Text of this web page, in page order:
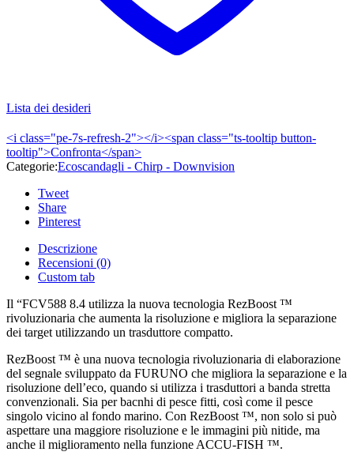
Lista dei desideri
<i class="pe-7s-refresh-2"></i><span class="ts-tooltip button-
tooltip">Confronta</span>
Categorie:Ecoscandagli - Chirp - Downvision
Tweet
Share
Pinterest
Descrizione
Recensioni (0)
Custom tab
Il “FCV588 8.4 utilizza la nuova tecnologia RezBoost ™
rivoluzionaria che aumenta la risoluzione e migliora la separazione
dei target utilizzando un trasduttore compatto.
RezBoost ™ è una nuova tecnologia rivoluzionaria di elaborazione
del segnale sviluppato da FURUNO che migliora la separazione e la
risoluzione dell’eco, quando si utilizza i trasduttori a banda stretta
convenzionali. Sia per bacnhi di pesce fitti, così come il pesce
singolo vicino al fondo marino. Con RezBoost ™, non solo si può
aspettare una maggiore risoluzione e le immagini più nitide, ma
anche il miglioramento nella funzione ACCU-FISH ™.